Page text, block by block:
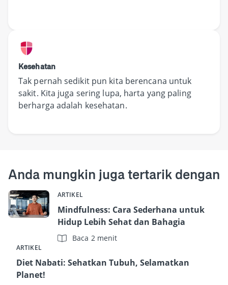
Kesehatan
Tak pernah sedikit pun kita berencana untuk
sakit. Kita juga sering lupa, harta yang paling
berharga adalah kesehatan.
Anda mungkin juga tertarik dengan
ARTIKEL
Mindfulness: Cara Sederhana untuk
Hidup Lebih Sehat dan Bahagia
Baca 2 menit
ARTIKEL
Diet Nabati: Sehatkan Tubuh, Selamatkan
Planet!